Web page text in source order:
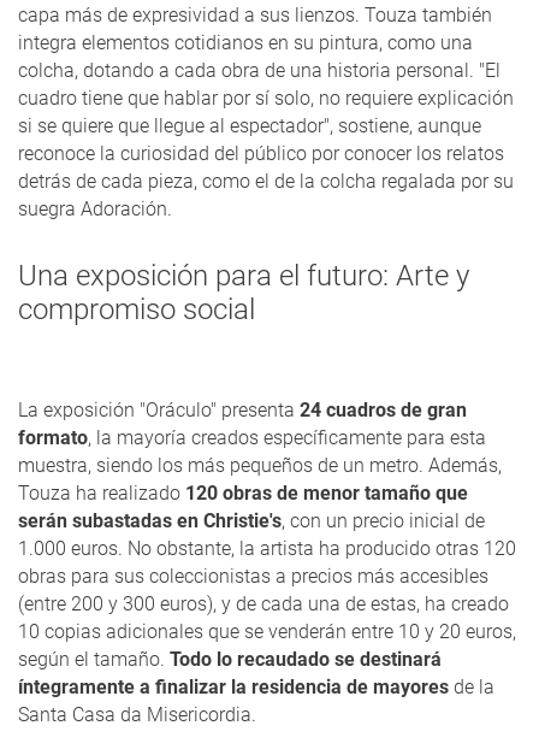
capa más de expresividad a sus lienzos. Touza también
integra elementos cotidianos en su pintura, como una
colcha, dotando a cada obra de una historia personal. "El
cuadro tiene que hablar por sí solo, no requiere explicación
si se quiere que llegue al espectador", sostiene, aunque
reconoce la curiosidad del público por conocer los relatos
detrás de cada pieza, como el de la colcha regalada por su
suegra Adoración.
Una exposición para el futuro: Arte y
compromiso social
La exposición "Oráculo" presenta 24 cuadros de gran
formato, la mayoría creados específicamente para esta
muestra, siendo los más pequeños de un metro. Además,
Touza ha realizado 120 obras de menor tamaño que
serán subastadas en Christie's, con un precio inicial de
1.000 euros. No obstante, la artista ha producido otras 120
obras para sus coleccionistas a precios más accesibles
(entre 200 y 300 euros), y de cada una de estas, ha creado
10 copias adicionales que se venderán entre 10 y 20 euros,
según el tamaño. Todo lo recaudado se destinará
íntegramente a finalizar la residencia de mayores de la
Santa Casa da Misericordia.